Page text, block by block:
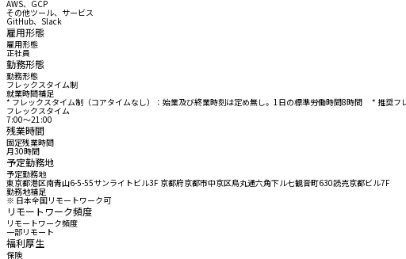
AWS、GCP
その他ツール、サービス
GitHub、Slack
雇用形態
雇用形態
正社員
勤務形態
勤務形態
フレックスタイム制
就業時間補足
* フレックスタイム制（コアタイムなし）：始業及び終業時刻は定め無し。1日の標準労働時間8時間 * 推奨
フレックスタイム
7:00〜21:00
残業時間
固定残業時間
月30時間
予定勤務地
予定勤務地
東京都港区南青山6-5-55サンライトビル3F 京都府京都市中京区烏丸通六角下ル七観音町630読売京都ビル7F
勤務地補足
※ 日本全国リモートワーク可
リモートワーク頻度
リモートワーク頻度
一部リモート
福利厚生
保険